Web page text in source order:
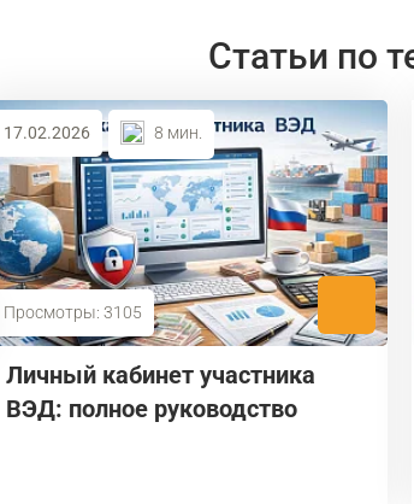
Статьи по
17.02.2026 8 мин.
Просмотры: 3105
Личный кабинет участника
ВЭД: полное руководство